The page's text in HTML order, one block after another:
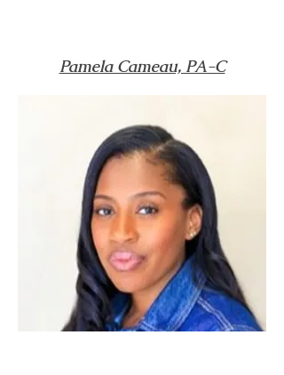
Pamela Cameau, PA-C